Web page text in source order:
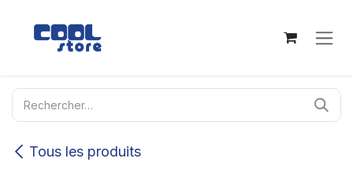
Tous les produits